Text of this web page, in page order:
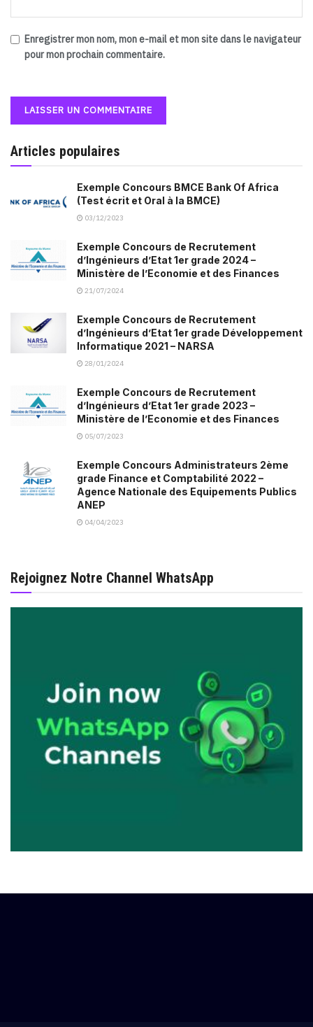
Enregistrer mon nom, mon e-mail et mon site dans le navigateur
pour mon prochain commentaire.
Articles populaires
Exemple Concours BMCE Bank Of Africa
(Test écrit et Oral à la BMCE)
03/12/2023
Exemple Concours de Recrutement
d’Ingénieurs d’Etat 1er grade 2024 –
Ministère de l’Economie et des Finances
21/07/2024
Exemple Concours de Recrutement
d’Ingénieurs d’Etat 1er grade Développement
Informatique 2021 – NARSA
28/01/2024
Exemple Concours de Recrutement
d’Ingénieurs d’Etat 1er grade 2023 –
Ministère de l’Economie et des Finances
05/07/2023
Exemple Concours Administrateurs 2ème
grade Finance et Comptabilité 2022 –
Agence Nationale des Equipements Publics
ANEP
04/04/2023
Rejoignez Notre Channel WhatsApp